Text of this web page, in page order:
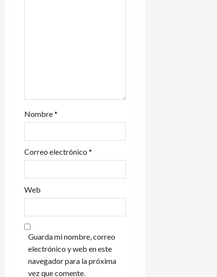
a
d
a
s
Nombre*
Correo electrónico *
Web
Guarda mi nombre, correo
electrónico y web en este
navegador para la próxima
vez que comente.